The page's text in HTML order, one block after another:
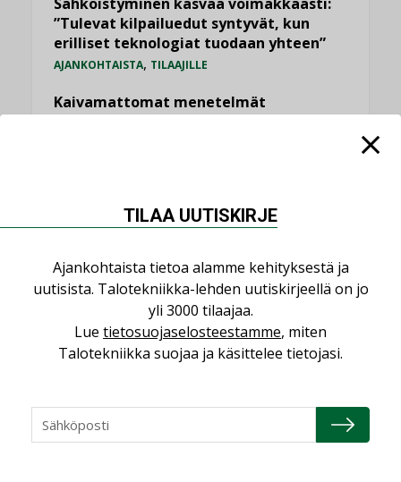
”Tulevat kilpailuedut syntyvät, kun
erilliset teknologiat tuodaan yhteen”
AJANKOHTAISTA, TILAAJILLE
Kaivamattomat menetelmät
NÄKÖKULMIA
käyttöön kiinteistöissä
TILAA UUTISKIRJE
Ajankohtaista tietoa alamme kehityksestä ja
uutisista. Talotekniikka-lehden uutiskirjeellä on jo
yli 3000 tilaajaa.
Lue tietosuojaselosteestamme, miten
Talotekniikka suojaa ja käsittelee tietojasi.